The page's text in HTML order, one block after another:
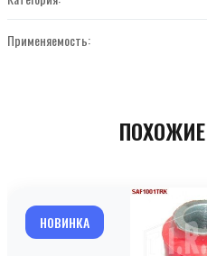
Применяемость:
НОВИНКА